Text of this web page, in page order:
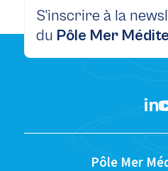
S’inscrire à la
du Pôle Mer
Pôle Mer